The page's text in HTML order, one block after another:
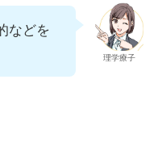
理学療子
などを